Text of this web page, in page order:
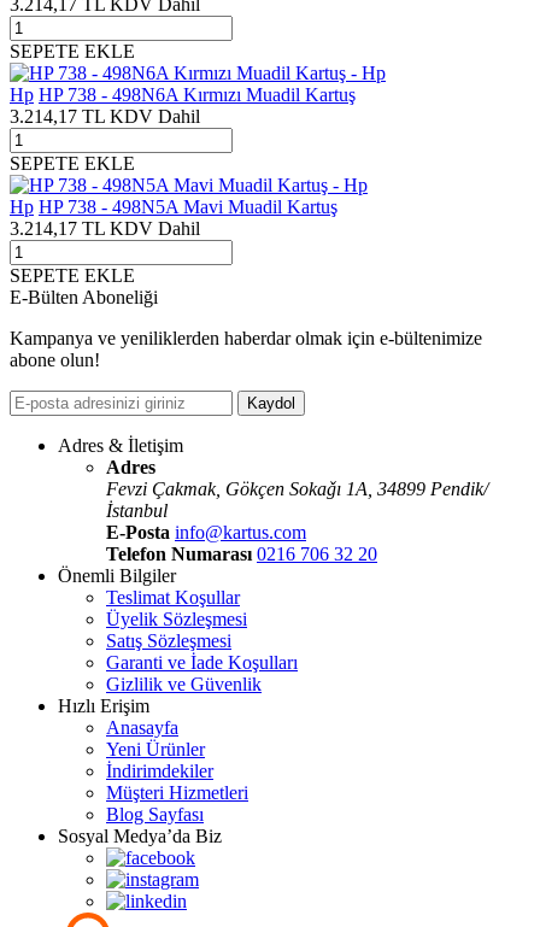
SEPETE EKLE
Hp HP 738 - 498N6A Kırmızı Muadil Kartuş
3.214,17 TL KDV Dahil
SEPETE EKLE
Hp HP 738 - 498N5A Mavi Muadil Kartuş
3.214,17 TL KDV Dahil
SEPETE EKLE
E-Bülten Aboneliği
Kampanya ve yeniliklerden haberdar olmak için e-bültenimize
abone olun!
Kaydol
Adres & İletişim
Adres
Fevzi Çakmak, Gökçen Sokaǧı 1A, 34899 Pendik/
İstanbul
E-Posta info@kartus.com
Telefon Numarası 0216 706 32 20
Önemli Bilgiler
Teslimat Koşullar
Üyelik Sözleşmesi
Satış Sözleşmesi
Garanti ve İade Koşulları
Gizlilik ve Güvenlik
Hızlı Erişim
Anasayfa
Yeni Ürünler
İndirimdekiler
Müşteri Hizmetleri
Blog Sayfası
Sosyal Medya’da Biz